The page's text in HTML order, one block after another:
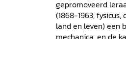
gepromoveerd
(1868-1963,
land en leven) een
mechanica, en de
uitgangspunt
natuur- en